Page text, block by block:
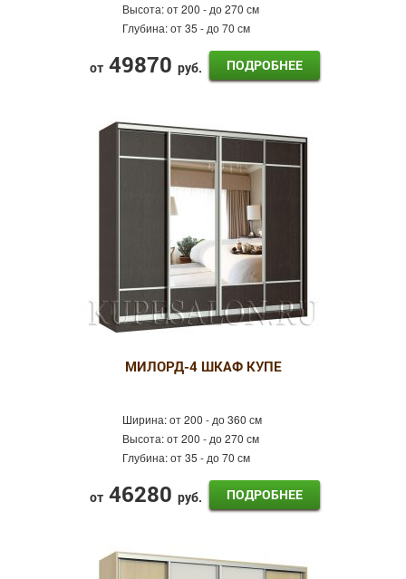
Высота:от 200 - до 270 см
Глубина:от 35 - до 70 см
от 49870 руб. ПОДРОБНЕЕ
МИЛОРД-4 ШКАФ КУПЕ
Ширина:от 200 - до 360 см
Высота:от 200 - до 270 см
Глубина:от 35 - до 70 см
от 46280 руб. ПОДРОБНЕЕ